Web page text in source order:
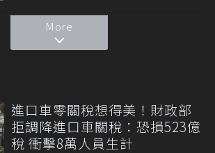
More
進口車零關稅想得美！財政部
拒調降進口車關稅：恐損523億
稅 衝擊8萬人員生計